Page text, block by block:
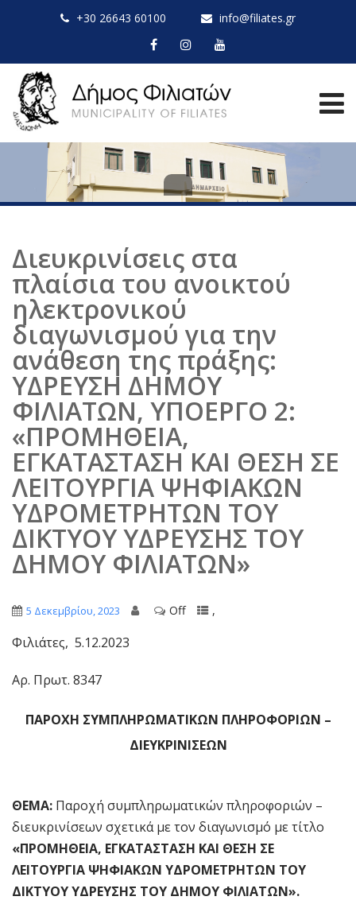
+30 26643 60100 info@filiates.gr
Διευκρινίσεις στα
πλαίσια του ανοικτού
ηλεκτρονικού
διαγωνισμού για την
ανάθεση της πράξης:
ΥΔΡΕΥΣΗ ΔΗΜΟΥ
ΦΙΛΙΑΤΩΝ, ΥΠΟΕΡΓΟ 2:
«ΠΡΟΜΗΘΕΙΑ,
ΕΓΚΑΤΑΣΤΑΣΗ ΚΑΙ ΘΕΣΗ ΣΕ
ΛΕΙΤΟΥΡΓΙΑ ΨΗΦΙΑΚΩΝ
ΥΔΡΟΜΕΤΡΗΤΩΝ ΤΟΥ
ΔΙΚΤΥΟΥ ΥΔΡΕΥΣΗΣ ΤΟΥ
ΔΗΜΟΥ ΦΙΛΙΑΤΩΝ»
5 Δεκεμβρίου, 2023 Off ,
Φιλιάτες, 5.12.2023
Αρ. Πρωτ. 8347
ΠΑΡΟΧΗ ΣΥΜΠΛΗΡΩΜΑΤΙΚΩΝ ΠΛΗΡΟΦΟΡΙΩΝ –
ΔΙΕΥΚΡΙΝΙΣΕΩΝ
ΘΕΜΑ: Παροχή συμπληρωματικών πληροφοριών –
διευκρινίσεων σχετικά με τον διαγωνισμό με τίτλο
«ΠΡΟΜΗΘΕΙΑ, ΕΓΚΑΤΑΣΤΑΣΗ ΚΑΙ ΘΕΣΗ ΣΕ
ΛΕΙΤΟΥΡΓΙΑ ΨΗΦΙΑΚΩΝ ΥΔΡΟΜΕΤΡΗΤΩΝ ΤΟΥ
ΔΙΚΤΥΟΥ ΥΔΡΕΥΣΗΣ ΤΟΥ ΔΗΜΟΥ ΦΙΛΙΑΤΩΝ».